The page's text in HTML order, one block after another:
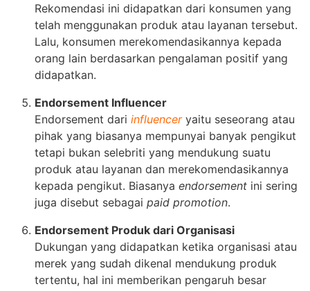
Rekomendasi ini didapatkan dari konsumen yang
telah menggunakan produk atau layanan tersebut.
Lalu, konsumen merekomendasikannya kepada
orang lain berdasarkan pengalaman positif yang
didapatkan.
Endorsement Influencer
Endorsement dari influencer yaitu seseorang atau
pihak yang biasanya mempunyai banyak pengikut
tetapi bukan selebriti yang mendukung suatu
produk atau layanan dan merekomendasikannya
kepada pengikut. Biasanya endorsementini sering
juga disebut sebagai paid promotion.
Endorsement Produk dari Organisasi
Dukungan yang didapatkan ketika organisasi atau
merek yang sudah dikenal mendukung produk
tertentu, hal ini memberikan pengaruh besar